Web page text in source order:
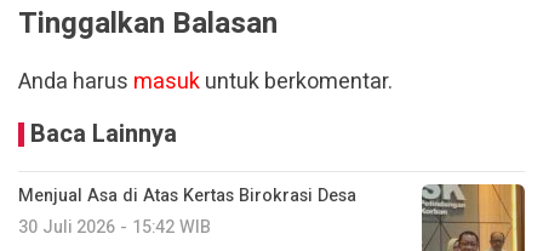
Tinggalkan Balasan
Anda harus masukuntuk berkomentar.
Baca Lainnya
Menjual Asa di Atas Kertas Birokrasi Desa
30 Juli 2026 - 15:42 WIB